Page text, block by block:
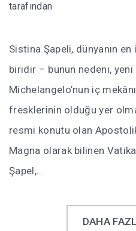
tarafından
Sistina Şapeli, dünyanın
biridir – bunun nedeni,
Michelangelo’nun iç
fresklerinin olduğu yer
resmi konutu olan
Magna olarak bilinen
Şapel,…
DAHA